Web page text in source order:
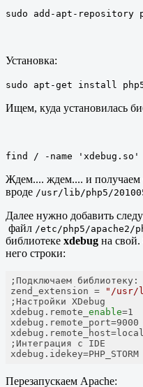
sudo add-apt-repository
Установка:
sudo apt-get install
Ищем, куда установилась
find / -name
Ждем.... ждем.... и получаем
вроде /usr/lib/php5/
Далее нужно добавить
файл /etc/php5/apache2/
библиотеке xdebug на
него строки:
;Подключаем библиотеку:
zend_extension =
"/usr/
;Настройки XDebug
xdebug.remote_ enable=1
xdebug.remote_port=9000
;Интеграция с IDE
xdebug.idekey=PHP_STORM
Перезапускаем Apache: